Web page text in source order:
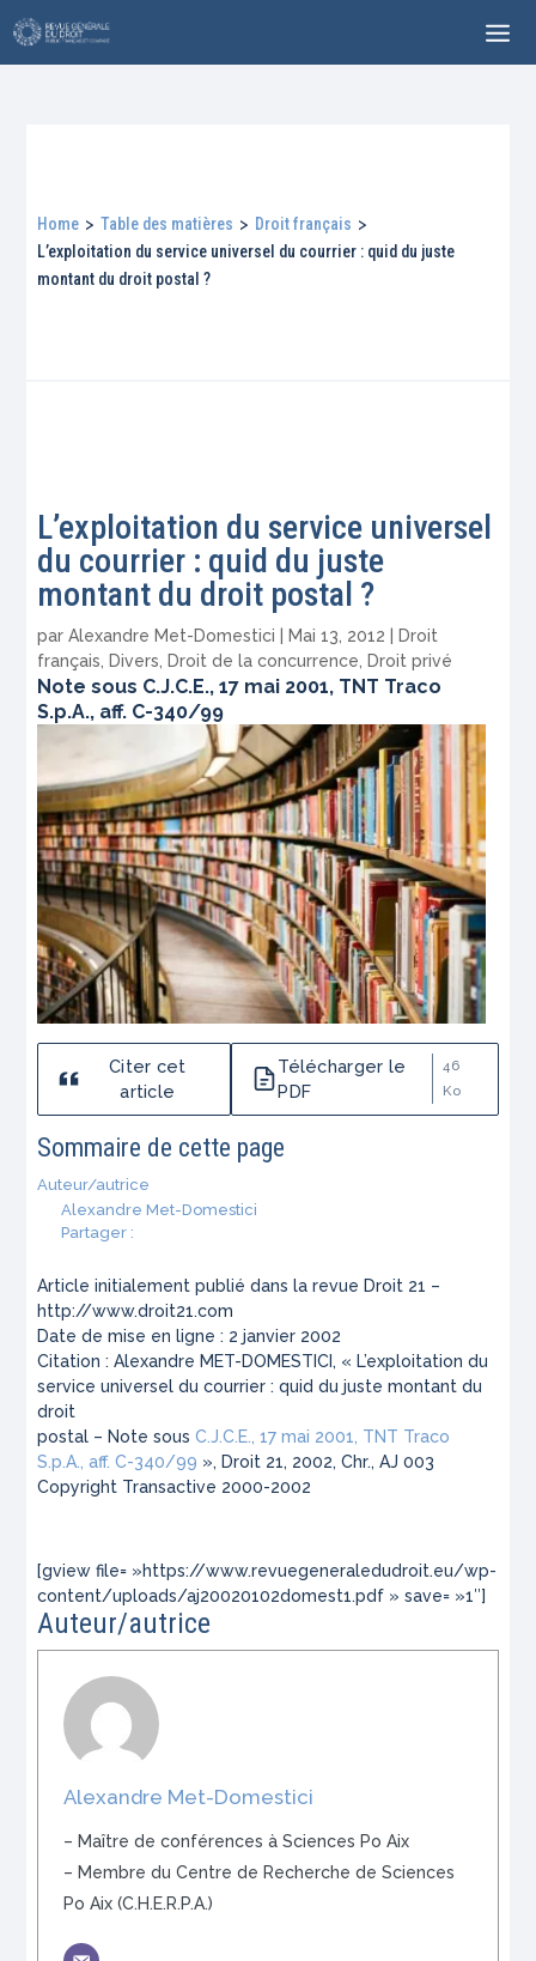
Home > Table des matières > Droit français >
L’exploitation du service universel du courrier : quid du juste
montant du droit postal ?
L’exploitation du service universel
du courrier : quid du juste
montant du droit postal ?
parAlexandre Met-Domestici Mai 13, 2012
Droit
français
Divers Droit de la concurrence Droit privé
Note sous C.J.C.E., 17 mai 2001, TNT Traco
S.p.A., aff. C-340/99
Citer cet
article
Télécharger le
PDF
46
Ko
Sommaire de cette page
Auteur/autrice
Alexandre Met-Domestici
Partager :
Article initialement publié dans la revue Droit 21 –
http://www.droit21.com
Date de mise en ligne : 2 janvier 2002
Citation : Alexandre MET-DOMESTICI, « L’exploitation du
service universel du courrier : quid du juste montant du
droit
postal – Note sousC.J.C.E., 17 mai 2001, TNT Traco
S.p.A., aff. C-340/99 », Droit 21, 2002, Chr., AJ 003
Copyright Transactive 2000-2002
[gview file= »https://www.revuegeneraledudroit.eu/wp-
content/uploads/aj20020102domest1.pdf » save= »1″]
Auteur/autrice
Alexandre Met-Domestici
– Maître de conférences à Sciences Po Aix
– Membre du Centre de Recherche de Sciences
Po Aix (C.H.E.R.P.A.)